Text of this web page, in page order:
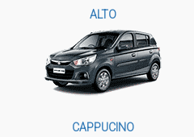
ALTO
CAPPUCINO